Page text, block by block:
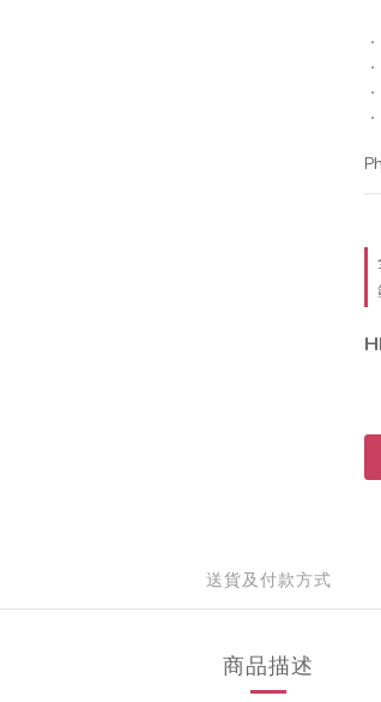
送貨及付款方式
商品描述